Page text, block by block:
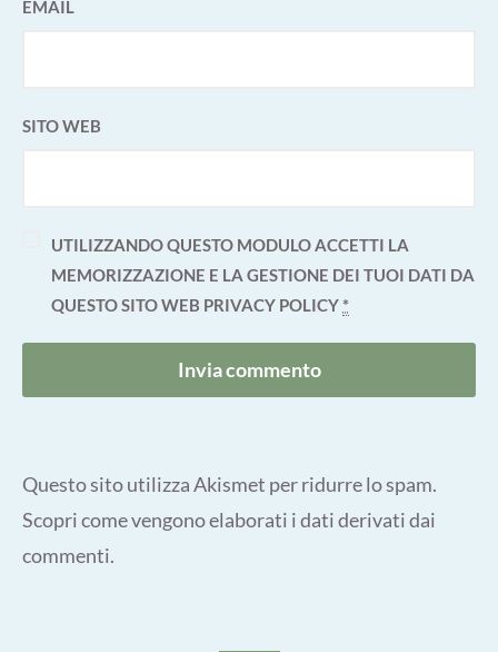
EMAIL
SITO WEB
UTILIZZANDO QUESTO MODULO ACCETTI LA
MEMORIZZAZIONE E LA GESTIONE DEI TUOI DATI DA
QUESTO SITO WEB PRIVACY POLICY*
Questo sito utilizza Akismet per ridurre lo spam.
Scopri come vengono elaborati i dati derivati dai
commenti.